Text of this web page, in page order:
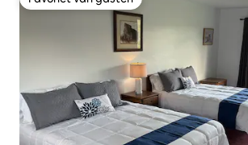
Favoriet van gasten